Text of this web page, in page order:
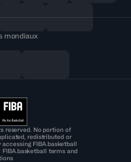
mondiaux
reserved. No portion of
redistributed or
FIBA.basketball
FIBA.basketball terms and